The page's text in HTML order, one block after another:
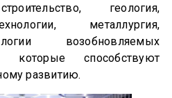
геология,
металлургия,
возобновляемых
которые способствуют
развитию.